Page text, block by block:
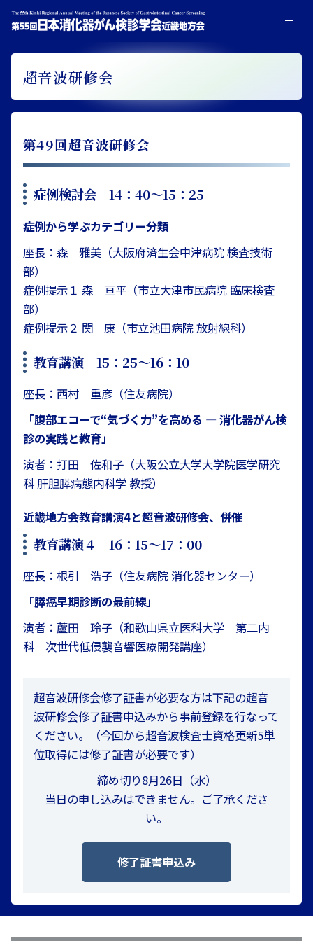
超音波研修会
第49回超音波研修会
症例検討会 14：40〜15：25
症例から学ぶカテゴリー分類
座長：森 雅美（大阪府済生会中津病院 検査技術
部）
症例提示１ 森 亘平（市立大津市民病院 臨床検査
部）
症例提示２ 関 康（市立池田病院 放射線科）
教育講演 15：25〜16：10
座長：西村 重彦（住友病院）
「腹部エコーで“気づく力”を高める ― 消化器がん検
診の実践と教育」
演者：打田 佐和子（大阪公立大学大学院医学研究
科 肝胆膵病態内科学 教授）
近畿地方会教育講演4と超音波研修会、併催
教育講演４ 16：15〜17：00
座長：根引 浩子（住友病院 消化器センター）
「膵癌早期診断の最前線」
演者：蘆田 玲子（和歌山県立医科大学 第二内
科 次世代低侵襲音響医療開発講座）
超音波研修会修了証書が必要な方は下記の超音
波研修会修了証書申込みから事前登録を行なって
ください。
（今回から超音波検査士資格更新5単
位取得には修了証書が必要です）
締め切り8月26日（水）
当日の申し込みはできません。ご了承くださ
い。
修了証書申込み